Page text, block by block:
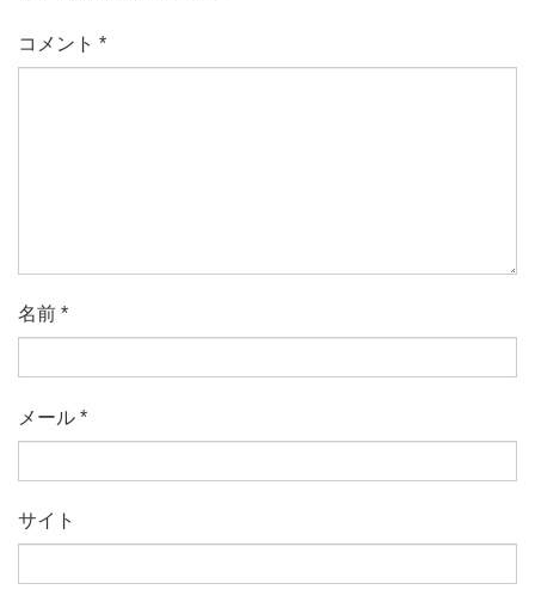
コメント *
名前 *
メール *
サイト